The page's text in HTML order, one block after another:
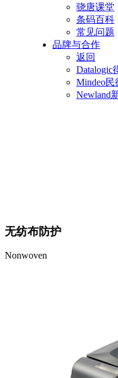
骁唐课堂
条码百科
常见问题
品牌与合作
返回
Datalogic
Mindeo民
Newland
无纺布防护
Nonwoven